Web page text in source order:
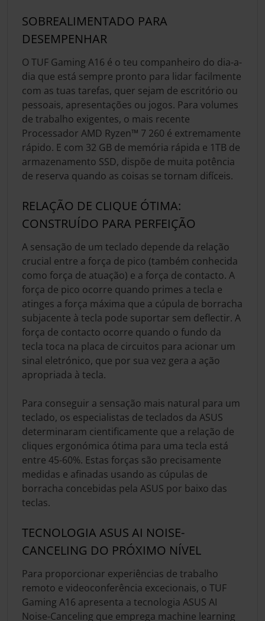
SOBREALIMENTADO PARA
DESEMPENHAR
O TUF Gaming A16 é o teu companheiro do dia-a-
dia que está sempre pronto para lidar facilmente
com as tuas tarefas, quer sejam de escritório ou
pessoais, apresentações ou jogos. Para volumes
de trabalho exigentes, o mais recente
Processador AMD Ryzen™ 7 260 é extremamente
rápido. E com 32 GB de memória rápida e 1TB de
armazenamento SSD, dispõe de muita potência
de reserva quando as coisas se tornam difíceis.
RELAÇÃO DE CLIQUE ÓTIMA:
CONSTRUÍDO PARA PERFEIÇÃO
A sensação de um teclado depende da relação
crucial entre a força de pico (também conhecida
como força de atuação) e a força de contacto. A
força de pico ocorre quando primes a tecla e
atinges a força máxima que a cúpula de borracha
subjacente à tecla pode suportar sem deflectir. A
força de contacto ocorre quando o fundo da
tecla toca na placa de circuitos para acionar um
sinal eletrónico, que por sua vez gera a ação
apropriada à tecla.
Para conseguir a sensação mais natural para um
teclado, os especialistas de teclados da ASUS
determinaram cientificamente que a relação de
cliques ergonómica ótima para uma tecla está
entre 45-60%. Estas forças são precisamente
medidas e afinadas usando as cúpulas de
borracha concebidas pela ASUS por baixo das
teclas.
TECNOLOGIA ASUS AI NOISE-
CANCELING DO PRÓXIMO NÍVEL
Para proporcionar experiências de trabalho
remoto e videoconferência excecionais, o TUF
Gaming A16 apresenta a tecnologia ASUS AI
Noise-Canceling que emprega machine learning